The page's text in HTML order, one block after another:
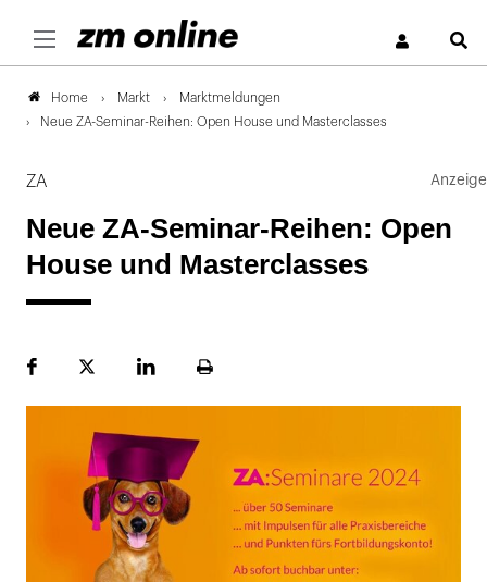
Home Markt
Marktmeldungen
Neue ZA-Seminar-Reihen: Open House und Masterclasses
ZA
Neue ZA-Seminar-Reihen: Open
House und Masterclasses
FacebookPlattformLinekdInSeite